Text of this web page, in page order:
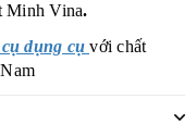
Minh Vina.
cụ dụng cụvới chất